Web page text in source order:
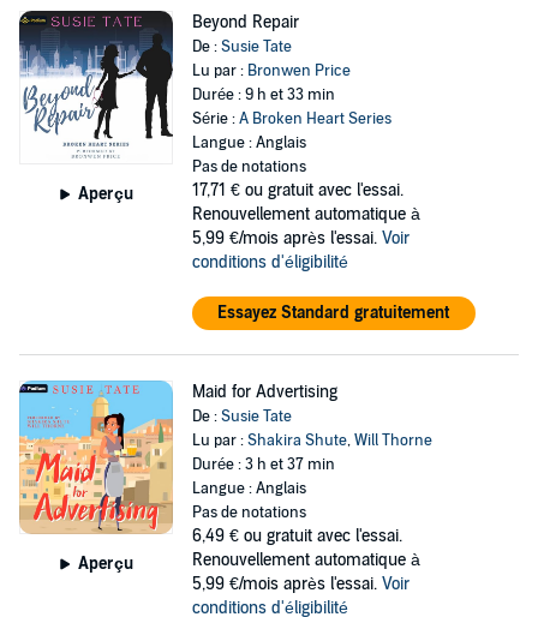
Aperçu
Beyond Repair
De :Susie Tate
Lu par : Bronwen Price
Durée : 9 h et 33 min
Série :A Broken Heart Series
Langue : Anglais
Pas de notations
17,71 € ou gratuit avec l'essai.
Renouvellement automatique à
5,99 €/mois après l'essai. Voir
conditions d'éligibilité
Essayez Standard gratuitement
Aperçu
Maid for Advertising
De :Susie Tate
Lu par :Shakira Shute,Will Thorne
Durée : 3 h et 37 min
Langue : Anglais
Pas de notations
6,49 € ou gratuit avec l'essai.
Renouvellement automatique à
5,99 €/mois après l'essai. Voir
conditions d'éligibilité